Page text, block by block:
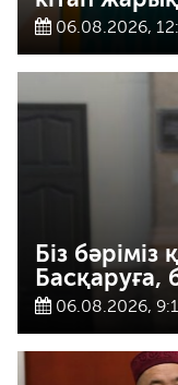
06.08.2026,
Біз
Басқаруға,
06.08.2026,